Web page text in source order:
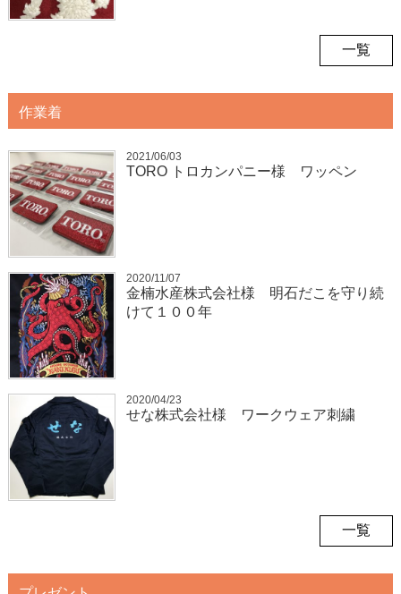
一覧
作業着
2021/06/03
TORO トロカンパニー様 ワッペン
2020/11/07
金楠水産株式会社様 明石だこを守り続
けて１００年
2020/04/23
せな株式会社様 ワークウェア刺繍
一覧